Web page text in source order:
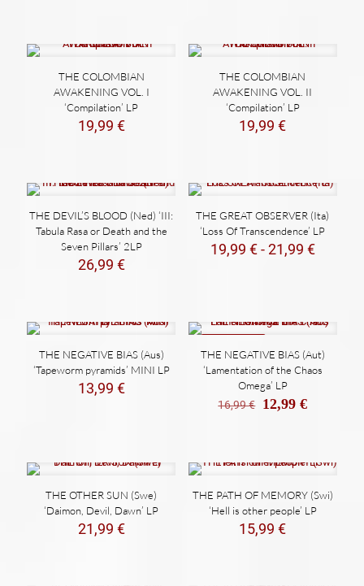
THE COLOMBIAN
AWAKENING VOL. I
‘Compilation’ LP
19,99 €
THE COLOMBIAN
AWAKENING VOL. II
‘Compilation’ LP
19,99€
THE DEVIL’S BLOOD (Ned) ‘III:
Tabula Rasa or Death and the
Seven Pillars’ 2LP
26,99 €
THE GREAT OBSERVER (Ita)
‘Loss Of Transcendence’ LP
19,99 €-21,99 €Rango
hasta
THE NEGATIVE BIAS (Aus)
‘Tapeworm pyramids’ MINI LP
13,99 €
THE NEGATIVE BIAS (Aut)
‘Lamentation of the Chaos
Omega’ LP
16,99€ El
16,99 €.
12,99€El
12,99 €.
THE OTHER SUN (Swe)
‘Daimon, Devil, Dawn’ LP
21,99 €
THE PATH OF MEMORY (Swi)
‘Hell is other people’ LP
15,99€